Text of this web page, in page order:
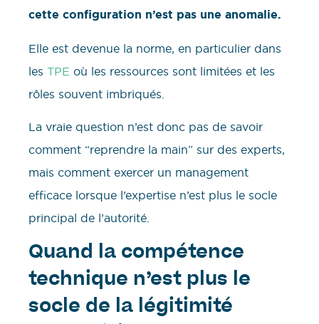
cette configuration n’est pas une anomalie.
Elle est devenue la norme, en particulier dans
les TPE où les ressources sont limitées et les
rôles souvent imbriqués.
La vraie question n’est donc pas de savoir
comment “reprendre la main” sur des experts,
mais comment exercer un management
efficace lorsque l’expertise n’est plus le socle
principal de l’autorité.
Quand la compétence
technique n’est plus le
socle de la légitimité